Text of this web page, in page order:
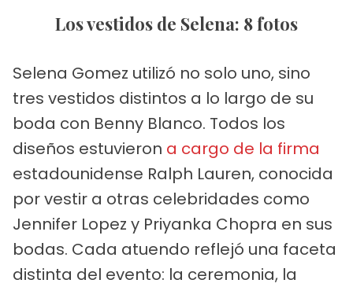
Los vestidos de Selena: 8 fotos
Selena Gomez utilizó no solo uno, sino
tres vestidos distintos a lo largo de su
boda con Benny Blanco. Todos los
diseños estuvieron a cargo de la firma
estadounidense Ralph Lauren, conocida
por vestir a otras celebridades como
Jennifer Lopez y Priyanka Chopra en sus
bodas. Cada atuendo reflejó una faceta
distinta del evento: la ceremonia, la